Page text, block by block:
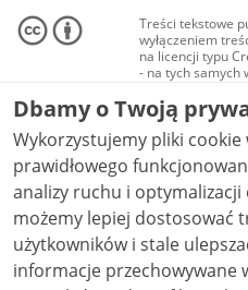
Treści tekstowe
wyłączeniem
na licencji typu
- na tych samych
Materiały
audio i wideo, są
Creative
niekomercyjne -
NC-ND 4.0), o ile
Dbamy o Twoją
Wykorzystujemy pliki cookie
prawidłowego
analizy ruchu i optymalizacji
możemy lepiej dostosować
użytkowników i stale ulepszać nasze
informacje przechowywane